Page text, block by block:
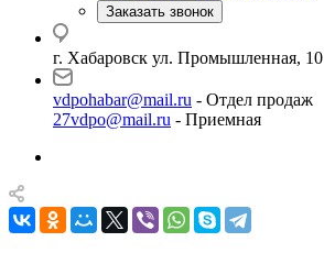
Заказать звонок
г. Хабаровск ул. Промышленная, 10
vdpohabar@mail.ru - Отдел продаж
27vdpo@mail.ru - Приемная